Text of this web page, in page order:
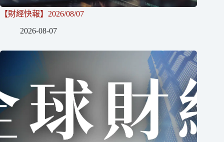
【財經快報】2026/08/07
2026-08-07